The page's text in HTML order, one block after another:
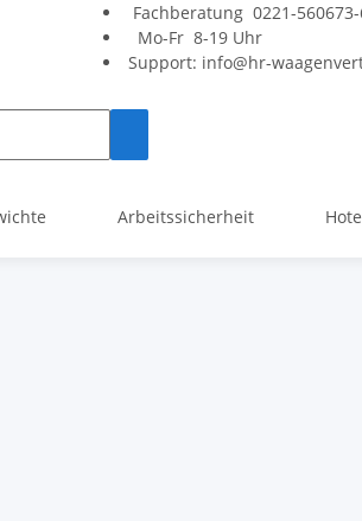
Fachberatung 0221-
Mo-Fr 8-19 Uhr
Support: info@hr-
Arbeitssicherheit